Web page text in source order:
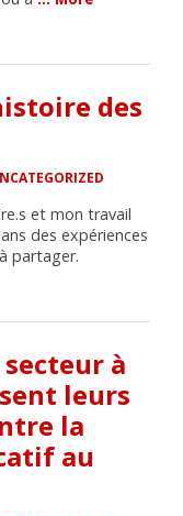
des
et mon travail
des expériences
partager.
à
leurs
la
au